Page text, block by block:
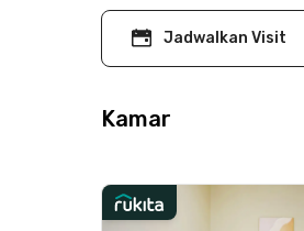
Jadwalkan Visit
Kamar